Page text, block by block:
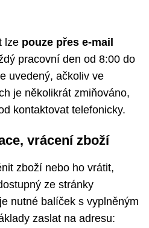
lze pouze přes e-mail
pracovní den od 8:00 do
uvedený, ačkoliv ve
je několikrát zmiňováno,
kontaktovat telefonicky.
vrácení zboží
zboží nebo ho vrátit,
ze stránky
nutné balíček s vyplněným
zaslat na adresu: